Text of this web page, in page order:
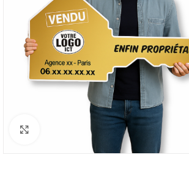
Click to enlarge